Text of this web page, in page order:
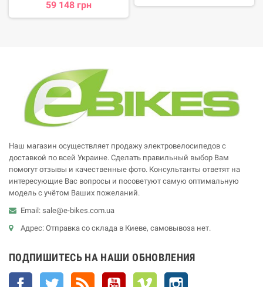
59 148 грн
Наш магазин осуществляет продажу электровелосипедов с
доставкой по всей Украине. Сделать правильный выбор Вам
помогут отзывы и качественные фото. Консультанты ответят на
интересующие Вас вопросы и посоветуют самую оптимальную
модель с учётом Ваших пожеланий.
Email: sale@e-bikes.com.ua
Адрес: Отправка со склада в Киеве, самовывоза нет.
ПОДПИШИТЕСЬ НА НАШИ ОБНОВЛЕНИЯ
Facebook Twitter YouTube Vimeo